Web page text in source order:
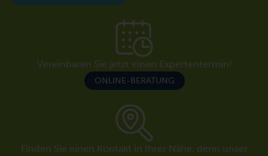
Vereinbaren Sie jetzt einen Expertentermin!
ONLINE-BERATUNG
Finden Sie einen Kontakt in Ihrer Nähe, denn unser